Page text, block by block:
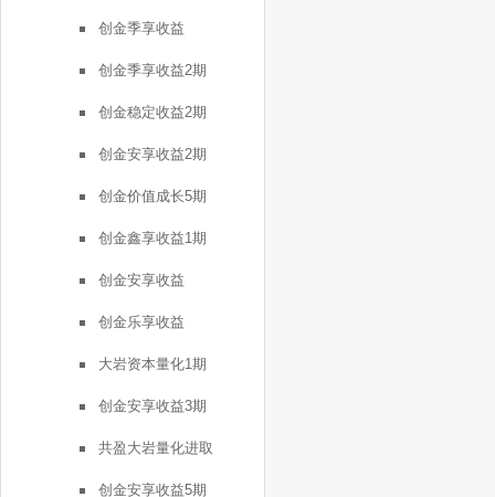
创金季享收益
创金季享收益2期
创金稳定收益2期
创金安享收益2期
创金价值成长5期
创金鑫享收益1期
创金安享收益
创金乐享收益
大岩资本量化1期
创金安享收益3期
共盈大岩量化进取
创金安享收益5期